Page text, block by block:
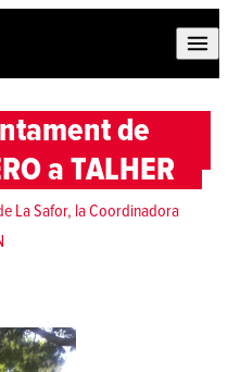
de
a TALHER
La Safor, la Coordinadora